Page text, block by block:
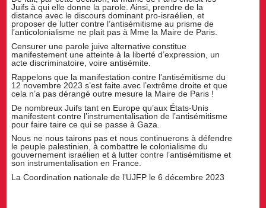
Juifs à qui elle donne la parole. Ainsi, prendre de la
distance avec le discours dominant pro-israélien, et
proposer de lutter contre l’antisémitisme au prisme de
l’anticolonialisme ne plait pas à Mme la Maire de Paris.
Censurer une parole juive alternative constitue
manifestement une atteinte à la liberté d’expression, un
acte discriminatoire, voire antisémite.
Rappelons que la manifestation contre l’antisémitisme du
12 novembre 2023 s’est faite avec l’extrême droite et que
cela n’a pas dérangé outre mesure la Maire de Paris !
De nombreux Juifs tant en Europe qu’aux États-Unis
manifestent contre l’instrumentalisation de l’antisémitisme
pour faire taire ce qui se passe à Gaza
Nous ne nous tairons pas et nous continuerons à défendre
le peuple palestinien, à combattre le colonialisme du
gouvernement israélien et à lutter contre l’antisémitisme et
son instrumentalisation en France.
La Coordination nationale de l’UJFP le 6 décembre 2023